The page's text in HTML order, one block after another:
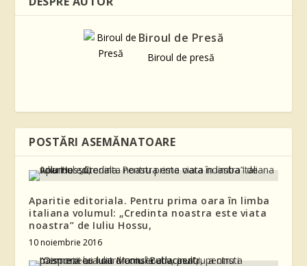
Biroul de Presă
Biroul de presă
POSTĂRI ASEMĂNATOARE
Aparitie editoriala. Pentru prima oara în limba
italiana volumul: „Credinta noastra este viata
noastra” de Iuliu Hossu,
10 noiembrie 2016